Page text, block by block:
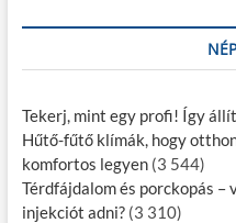
Tekerj, mint egy profi! Így
Hűtő-fűtő klímák, hogy
komfortos legyen (3 544)
Térdfájdalom és porckopás –
injekciót adni? (3 310)